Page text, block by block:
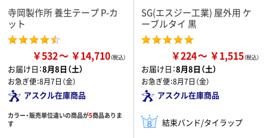
寺岡製作所 養生テープ P-カ
ット
￥532 ￥14,710
お届け日：8月8日（土）
お急ぎ便：8月7日（金）
アスクル在庫商品
カラー・販売単位違いの商品が5商品ありま
す
SG(エスジー工業) 屋外用 ケ
ーブルタイ 黒
￥224 ￥1,515
お届け日：8月8日（土）
お急ぎ便：8月7日（金）
アスクル在庫商品
結束バンド/タイラップ